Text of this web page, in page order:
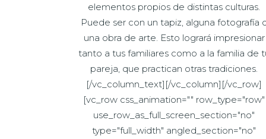
elementos propios de distintas culturas.
Puede ser con un tapiz, alguna fotografía
una obra de arte. Esto logrará impresionar
tanto a tus familiares como a la familia de
pareja, que practican otras tradiciones.
[/vc_column_text][/vc_column][/vc_row]
[vc_row css_animation="" row_type="row"
use_row_as_full_screen_section="no"
type="full_width" angled_section="no"